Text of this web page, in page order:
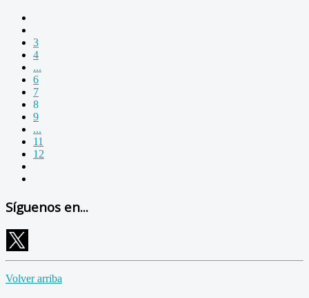
3
4
...
6
7
8
9
...
11
12
Síguenos en...
Volver arriba